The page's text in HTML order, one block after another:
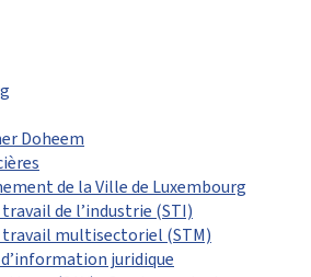
Doheem
de la Ville de Luxembourg
de l’industrie (STI)
travail multisectoriel (STM)
d’information juridique